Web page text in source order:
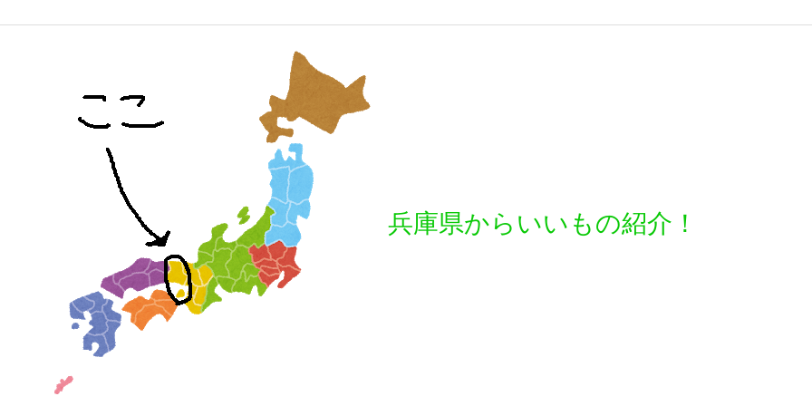
兵庫県からいいもの紹介！